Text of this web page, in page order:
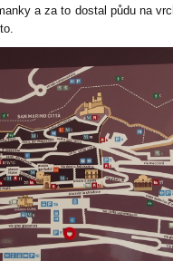
a za to dostal půdu na